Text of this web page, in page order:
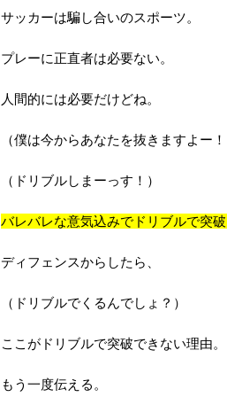
サッカーは騙し合いのスポーツ。
プレーに正直者は必要ない。
人間的には必要だけどね。
（僕は今からあなたを抜きますよー！
（ドリブルしまーっす！）
バレバレな意気込みでドリブルで突破
ディフェンスからしたら、
（ドリブルでくるんでしょ？）
ここがドリブルで突破できない理由。
もう一度伝える。